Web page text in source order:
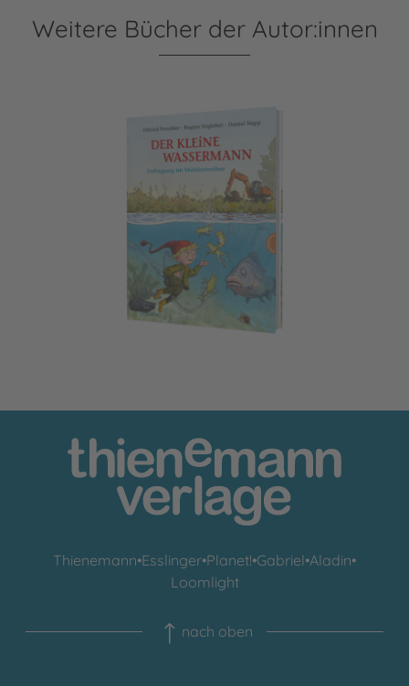
Weitere Bücher der Autor:innen
Der kleine Wassermann: Aufregung im Mühlenweiher
Thienemann•Esslinger•Planet!•Gabriel•Aladin•
Loomlight
nach oben